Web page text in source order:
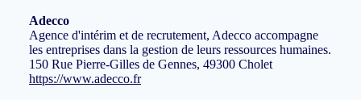
Adecco
Agence d'intérim et de recrutement, Adecco accompagne
les entreprises dans la gestion de leurs ressources humaines.
150 Rue Pierre-Gilles de Gennes, 49300 Cholet
https://www.adecco.fr